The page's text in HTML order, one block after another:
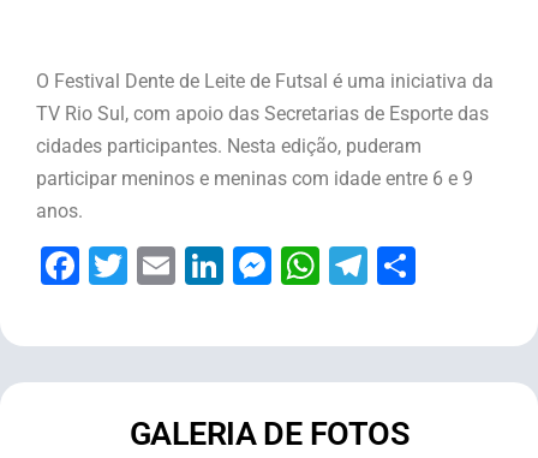
O Festival Dente de Leite de Futsal é uma iniciativa da
TV Rio Sul, com apoio das Secretarias de Esporte das
cidades participantes. Nesta edição, puderam
participar meninos e meninas com idade entre 6 e 9
anos.
Facebook
Twitter
EmailLinkedIn
Messenger
WhatsApp
Telegram
GALERIA DE FOTOS